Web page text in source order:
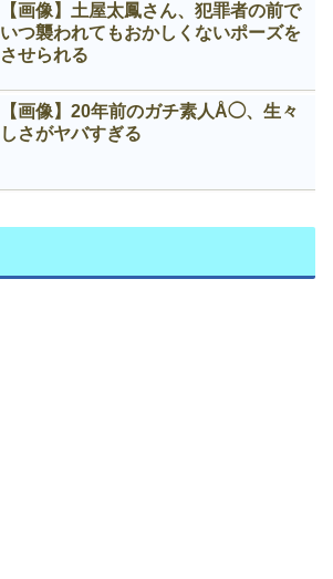
【画像】土屋太鳳さん、犯罪者の前で
いつ襲われてもおかしくないポーズを
させられる
【画像】20年前のガチ素人Å◯、生々
しさがヤバすぎる